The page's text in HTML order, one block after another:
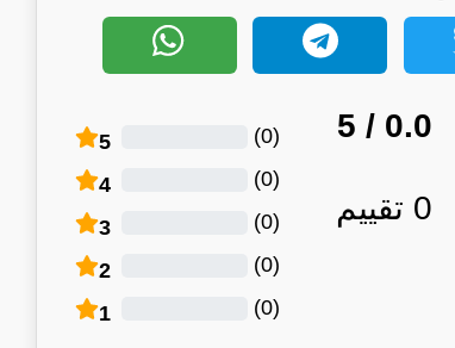
0.0
/ 5
0 تقييم
5 (
0
)
4 (
0
)
3 (
0
)
2 (
0
)
1 (
0
)